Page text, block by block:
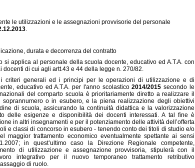
le utilizzazioni e le assegnazioni provvisorie del personale
.
durata e decorrenza del contratto
applica al personale della scuola docente, educativo ed A.T.A. con
di cui agli artt.43 e 44 della legge n. 270/82.
generali ed i principi per le operazioni di utilizzazione e di
educativo ed A.T.A. per l'anno scolastico2014/2015 secondo le
del comparto scuola è prioritariamente diretto a realizzare il
o in esubero, e la piena realizzazione degli obiettivi
di scuola, assicurando la continuità didattica e la valorizzazione
delle esigenze e disponibilità dei docenti interessati. A tal fine è
in altri insegnamenti e per il potenziamento delle attività dell’offerta
e classi di concorso in esubero - tenendo conto dei titoli di studio e/o
maggior trattamento economico eventualmente spettante ai sensi
in quest’ultimo caso la Direzione Regionale competente,
di utilizzazione e assegnazione provvisoria, stipulerà con il
integrativo per il nuovo temporaneo trattamento retributivo
di ruolo.